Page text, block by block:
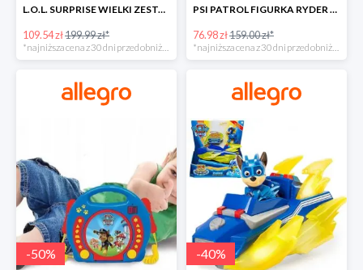
L.O.L. SURPRISE WIELKI ZESTAW NIESPODZIANKA 4 GRY -45%
109.54 zł199.99 zł*
PSI PATROL FIGURKA RYDER + QUAD POJAZD RATUNKOWY -51%
76.98 zł159.00 zł*
-50% -40%